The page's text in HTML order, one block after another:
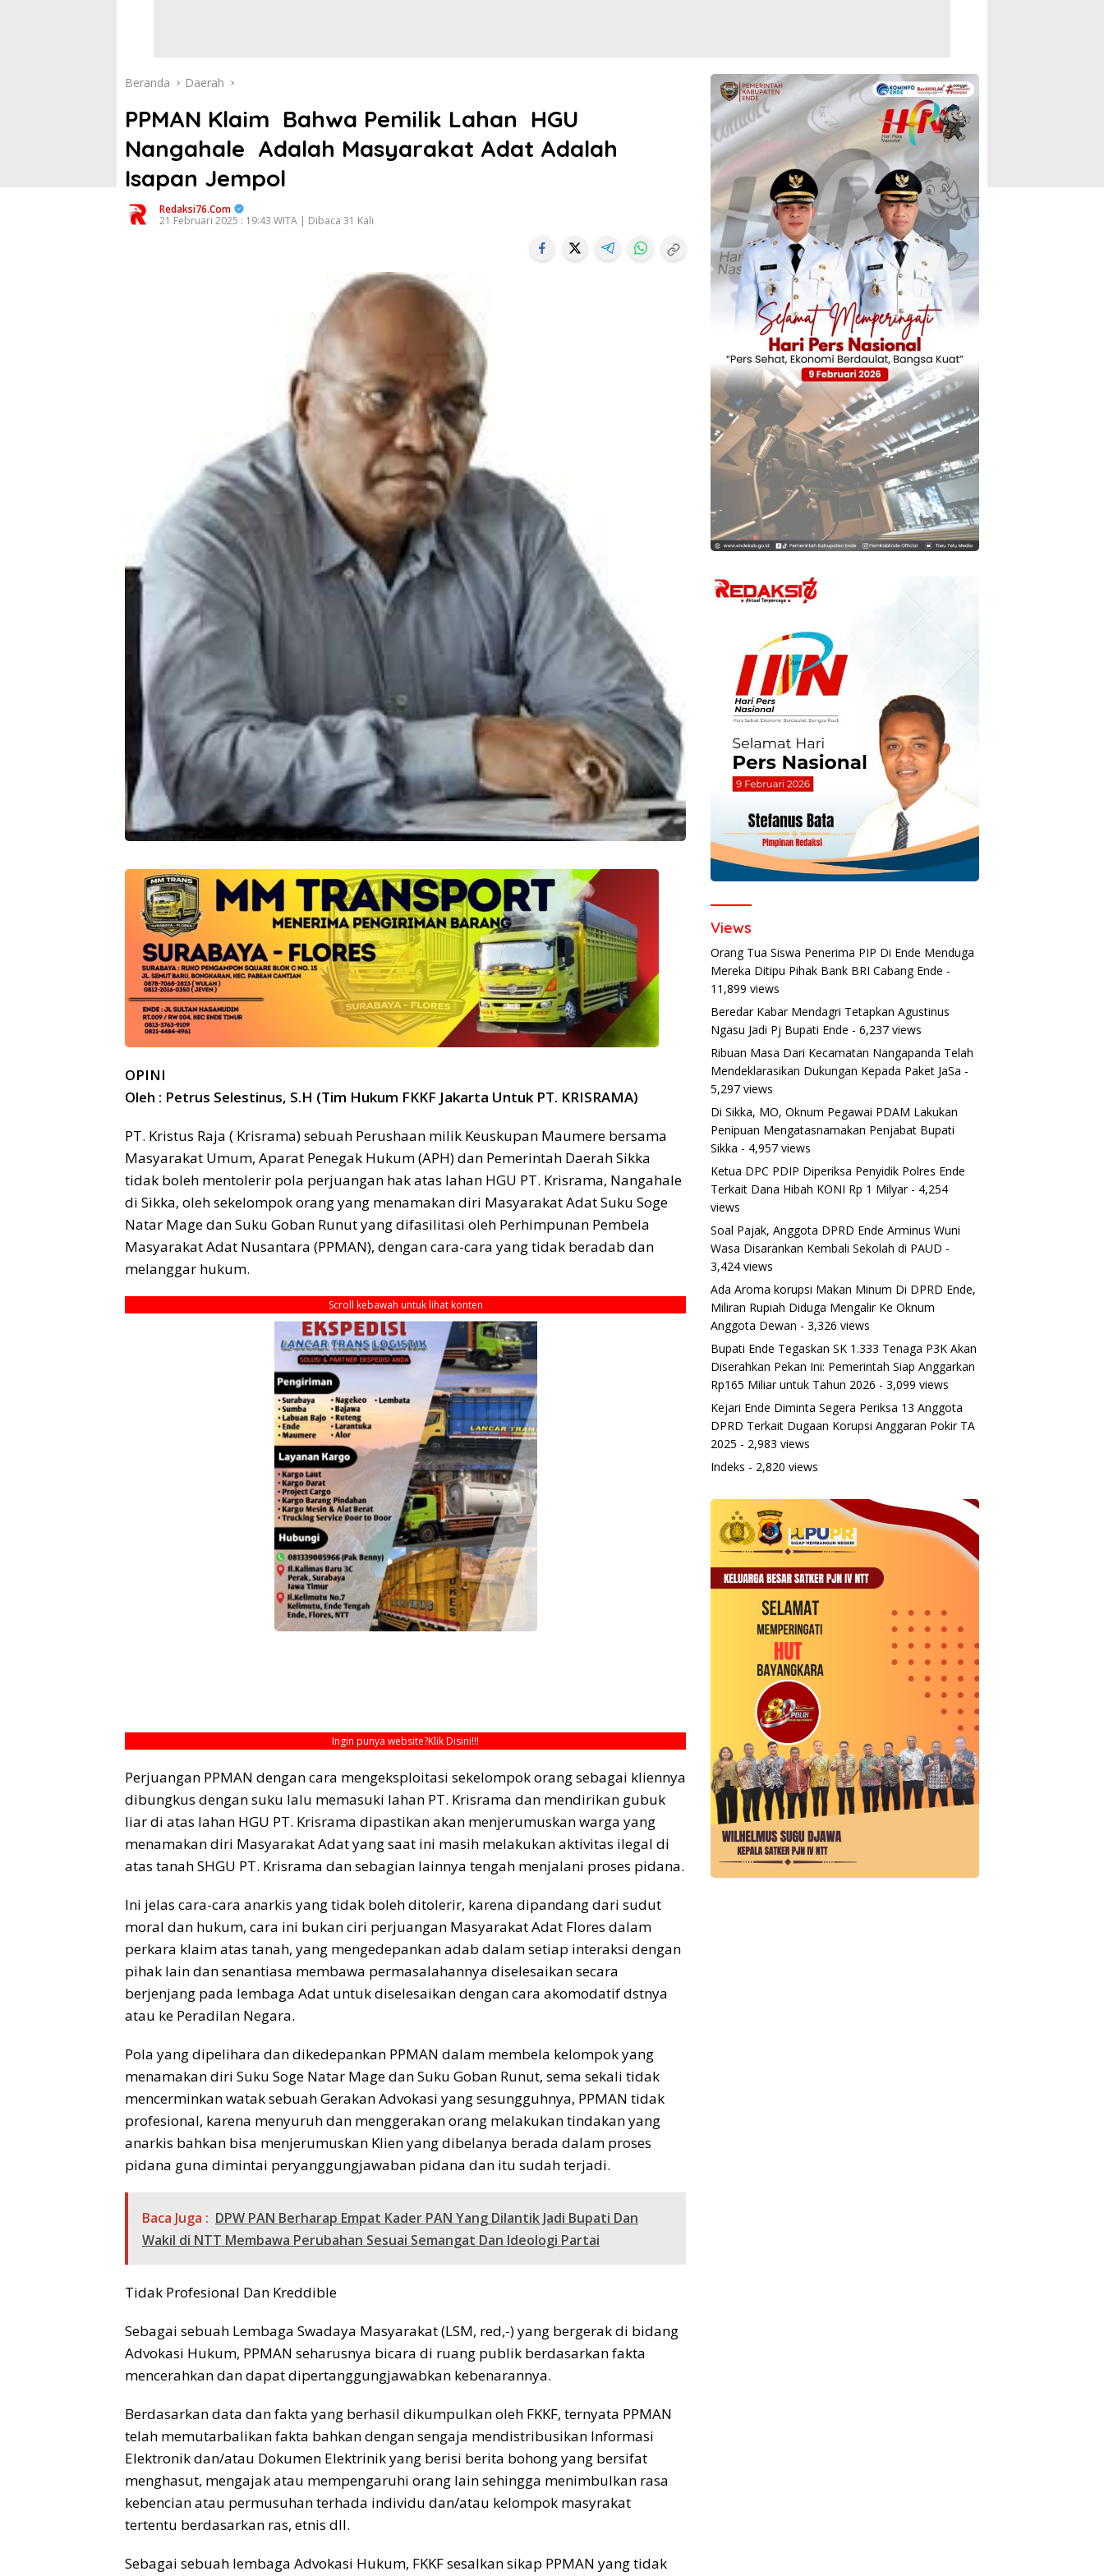
Beranda Daerah
PPMAN Klaim Bahwa Pemilik Lahan HGU
Nangahale Adalah Masyarakat Adat Adalah
Isapan Jempol
Redaksi76.com
21 Februari 2025 : 19:43 WITA | Dibaca 31 Kali
OPINI
Oleh : Petrus Selestinus, S.H (Tim Hukum FKKF Jakarta Untuk PT. KRISRAMA)
PT. Kristus Raja ( Krisrama) sebuah Perushaan milik Keuskupan Maumere bersama
Masyarakat Umum, Aparat Penegak Hukum (APH) dan Pemerintah Daerah Sikka
tidak boleh mentolerir pola perjuangan hak atas lahan HGU PT. Krisrama, Nangahale
di Sikka, oleh sekelompok orang yang menamakan diri Masyarakat Adat Suku Soge
Natar Mage dan Suku Goban Runut yang difasilitasi oleh Perhimpunan Pembela
Masyarakat Adat Nusantara (PPMAN), dengan cara-cara yang tidak beradab dan
melanggar hukum.
Scroll kebawah untuk lihat konten
Ingin punya website?Klik Disini!!!
Perjuangan PPMAN dengan cara mengeksploitasi sekelompok orang sebagai kliennya
dibungkus dengan suku lalu memasuki lahan PT. Krisrama dan mendirikan gubuk
liar di atas lahan HGU PT. Krisrama dipastikan akan menjerumuskan warga yang
menamakan diri Masyarakat Adat yang saat ini masih melakukan aktivitas ilegal di
atas tanah SHGU PT. Krisrama dan sebagian lainnya tengah menjalani proses pidana.
Ini jelas cara-cara anarkis yang tidak boleh ditolerir, karena dipandang dari sudut
moral dan hukum, cara ini bukan ciri perjuangan Masyarakat Adat Flores dalam
perkara klaim atas tanah, yang mengedepankan adab dalam setiap interaksi dengan
pihak lain dan senantiasa membawa permasalahannya diselesaikan secara
berjenjang pada lembaga Adat untuk diselesaikan dengan cara akomodatif dstnya
atau ke Peradilan Negara.
Pola yang dipelihara dan dikedepankan PPMAN dalam membela kelompok yang
menamakan diri Suku Soge Natar Mage dan Suku Goban Runut, sema sekali tidak
mencerminkan watak sebuah Gerakan Advokasi yang sesungguhnya, PPMAN tidak
profesional, karena menyuruh dan menggerakan orang melakukan tindakan yang
anarkis bahkan bisa menjerumuskan Klien yang dibelanya berada dalam proses
pidana guna dimintai peryanggungjawaban pidana dan itu sudah terjadi.
Baca Juga : DPW PAN Berharap Empat Kader PAN Yang Dilantik Jadi Bupati Dan
Wakil di NTT Membawa Perubahan Sesuai Semangat Dan Ideologi Partai
Tidak Profesional Dan Kreddible
Sebagai sebuah Lembaga Swadaya Masyarakat (LSM, red,-) yang bergerak di bidang
Advokasi Hukum, PPMAN seharusnya bicara di ruang publik berdasarkan fakta
mencerahkan dan dapat dipertanggungjawabkan kebenarannya.
Berdasarkan data dan fakta yang berhasil dikumpulkan oleh FKKF, ternyata PPMAN
telah memutarbalikan fakta bahkan dengan sengaja mendistribusikan Informasi
Elektronik dan/atau Dokumen Elektrinik yang berisi berita bohong yang bersifat
menghasut, mengajak atau mempengaruhi orang lain sehingga menimbulkan rasa
kebencian atau permusuhan terhada individu dan/atau kelompok masyrakat
tertentu berdasarkan ras, etnis dll.
Sebagai sebuah lembaga Advokasi Hukum, FKKF sesalkan sikap PPMAN yang tidak
Views
Orang Tua Siswa Penerima PIP Di Ende Menduga
Mereka Ditipu Pihak Bank BRI Cabang Ende -
11,899 views
Beredar Kabar Mendagri Tetapkan Agustinus
Ngasu Jadi Pj Bupati Ende - 6,237 views
Ribuan Masa Dari Kecamatan Nangapanda Telah
Mendeklarasikan Dukungan Kepada Paket JaSa -
5,297 views
Di Sikka, MO, Oknum Pegawai PDAM Lakukan
Penipuan Mengatasnamakan Penjabat Bupati
Sikka - 4,957 views
Ketua DPC PDIP Diperiksa Penyidik Polres Ende
Terkait Dana Hibah KONI Rp 1 Milyar- 4,254
views
Soal Pajak, Anggota DPRD Ende Arminus Wuni
Wasa Disarankan Kembali Sekolah di PAUD -
3,424 views
Ada Aroma korupsi Makan Minum Di DPRD Ende,
Miliran Rupiah Diduga Mengalir Ke Oknum
Anggota Dewan - 3,326 views
Bupati Ende Tegaskan SK 1.333 Tenaga P3K Akan
Diserahkan Pekan Ini: Pemerintah Siap Anggarkan
Rp165 Miliar untuk Tahun 2026 - 3,099 views
Kejari Ende Diminta Segera Periksa 13 Anggota
DPRD Terkait Dugaan Korupsi Anggaran Pokir TA
2025 - 2,983 views
Indeks - 2,820 views